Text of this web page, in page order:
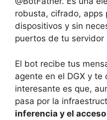
robusta, cifrado, apps
dispositivos y sin
puertos de tu servidor
El bot recibe tus
agente en el DGX y
interesante es que,
pasa por la
inferencia y el